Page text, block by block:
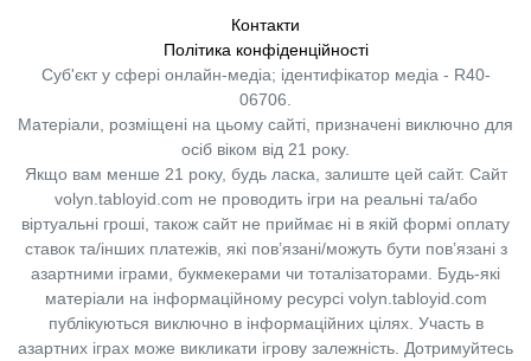
Контакти
Політика конфіденційності
Суб'єкт у сфері онлайн-медіа; ідентифікатор медіа - R40-
06706.
Матеріали, розміщені на цьому сайті, призначені виключно для
осіб віком від 21 року.
Якщо вам менше 21 року, будь ласка, залиште цей сайт. Сайт
volyn.tabloyid.com не проводить ігри на реальні та/або
віртуальні гроші, також сайт не приймає ні в якій формі оплату
ставок та/інших платежів, які пов’язані/можуть бути пов’язані з
азартними іграми, букмекерами чи тоталізаторами. Будь-які
матеріали на інформаційному ресурсі volyn.tabloyid.com
публікуються виключно в інформаційних цілях. Участь в
азартних іграх може викликати ігрову залежність. Дотримуйтесь